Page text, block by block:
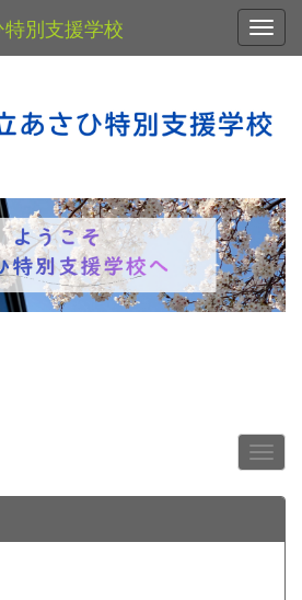
別支援学校